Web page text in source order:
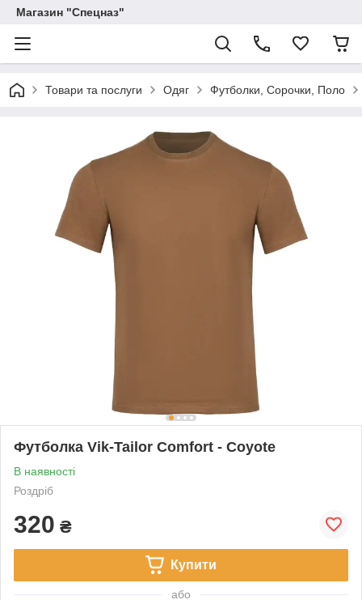
Магазин "Спецназ"
Товари та послуги Одяг Футболки, Сорочки, Поло
Футболка Vik-Tailor Comfort - Coyote
В наявності
Роздріб
320 ₴
Купити
або